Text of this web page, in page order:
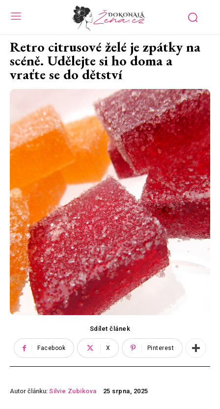
Retro citrusové želé je zpátky na
scéně. Udělejte si ho doma a
vraťte se do dětství
Sdílet článek
Facebook X Pinterest
Autor článku: Silvie Zubikova 25 srpna, 2025